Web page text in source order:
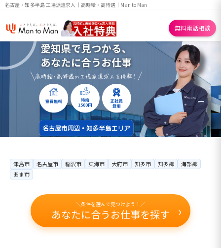
津島市 名古屋市 稲沢市 東海市 大府市 知多市 知多郡
海部郡
あま市
名古屋・知多半島 工場派遣求人｜高時給・高待遇│Man to Man
無料電話相談
＼条件を選んで見つけよう！／
あなたに合うお仕事を探す ›